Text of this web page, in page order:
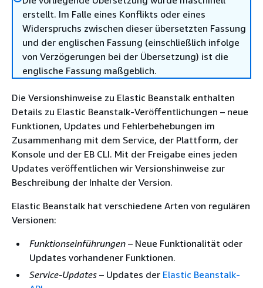
erstellt. Im Falle eines Konflikts oder eines
Widerspruchs zwischen dieser übersetzten Fassung
und der englischen Fassung (einschließlich infolge
von Verzögerungen bei der Übersetzung) ist die
englische Fassung maßgeblich.
Die Versionshinweise zu Elastic Beanstalk enthalten
Details zu Elastic Beanstalk-Veröffentlichungen – neue
Funktionen, Updates und Fehlerbehebungen im
Zusammenhang mit dem Service, der Plattform, der
Konsole und der EB CLI. Mit der Freigabe eines jeden
Updates veröffentlichen wir Versionshinweise zur
Beschreibung der Inhalte der Version.
Elastic Beanstalk hat verschiedene Arten von regulären
Versionen:
Funktionseinführungen – Neue Funktionalität oder
Updates vorhandener Funktionen.
Service-Updates – Updates der Elastic Beanstalk-